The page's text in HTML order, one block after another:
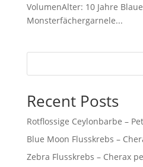
VolumenAlter: 10 Jahre Blaue
Monsterfächergarnele...
Recent Posts
Rotflossige Ceylonbarbe –
Blue Moon Flusskrebs –
Zebra Flusskrebs – Cherax